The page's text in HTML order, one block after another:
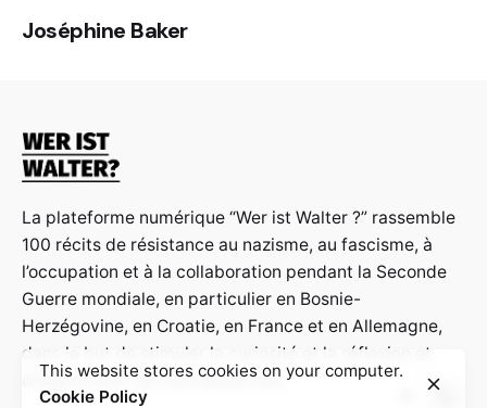
Joséphine Baker
La plateforme numérique “Wer ist Walter ?” rassemble
100 récits de résistance au nazisme, au fascisme, à
l’occupation et à la collaboration pendant la Seconde
Guerre mondiale, en particulier en Bosnie-
Herzégovine, en Croatie, en France et en Allemagne,
dans le but de stimuler la curiosité et la réflexion et
d’approfondir les connaissances.
This website stores cookies on your computer.
Cookie Policy